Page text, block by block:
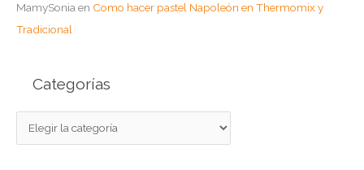
MamySoniaen Como hacer pastel Napoleón en Thermomix y
Tradicional
Categorías
a